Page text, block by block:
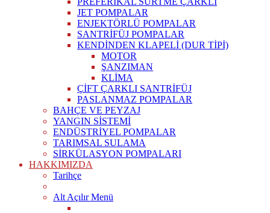
JET POMPALAR
ENJEKTÖRLÜ POMPALAR
SANTRİFÜJ POMPALAR
KENDİNDEN KLAPELİ (DUR TİPİ)
MOTOR
ŞANZIMAN
KLİMA
ÇİFT ÇARKLI SANTRİFÜJ
PASLANMAZ POMPALAR
BAHÇE VE PEYZAJ
YANGIN SİSTEMİ
ENDÜSTRİYEL POMPALAR
TARIMSAL SULAMA
SİRKÜLASYON POMPALARI
HAKKIMIZDA
Tarihçe
Alt Açılır Menü